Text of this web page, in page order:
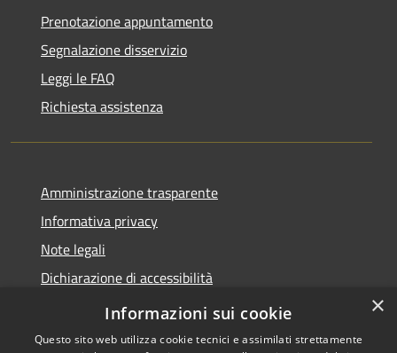
Prenotazione appuntamento
Segnalazione disservizio
Leggi le FAQ
Richiesta assistenza
Amministrazione trasparente
Informativa privacy
Note legali
Dichiarazione di accessibilità
Piano di miglioramento dei servizi
×
Informazioni sui cookie
Questo sito web utilizza cookie tecnici e assimilati strettamente